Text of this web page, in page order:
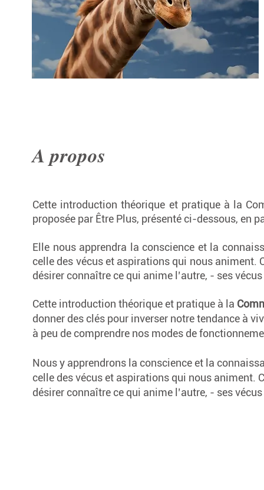
A propos
Cette introduction théorique et pratique à la
proposée par Être Plus, présenté ci-dessous, en
Elle nous apprendra la conscience et la
celle des vécus et aspirations qui nous
désirer connaître ce qui anime l’autre, - ses
Cette introduction théorique et pratique à la
donner des clés pour inverser notre tendance à
à peu de comprendre nos modes de
Nous y apprendrons la conscience et la
celle des vécus et aspirations qui nous animent.
désirer connaître ce qui anime l’autre, - ses